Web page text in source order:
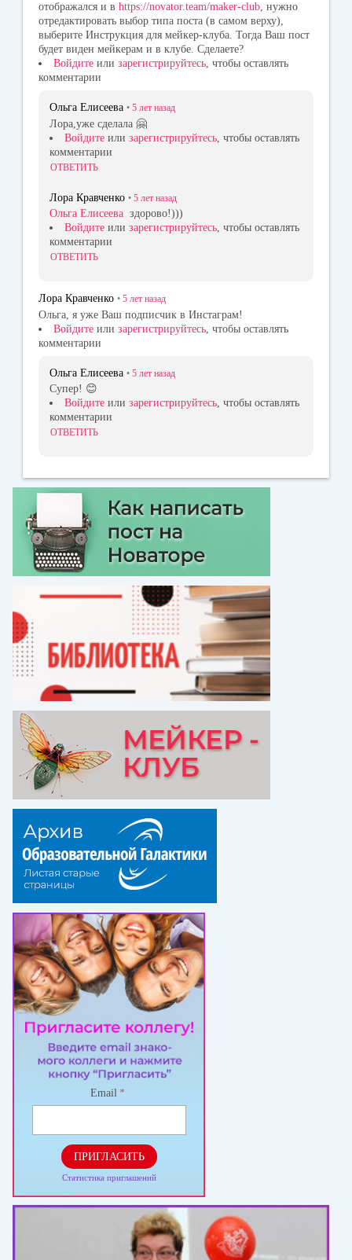
отображался и в https://novator.team/maker-club, нужно
отредактировать выбор типа поста (в самом верху),
выберите Инструкция для мейкер-клуба. Тогда Ваш пост
будет виден мейкерам и в клубе. Сделаете?
Войдите или зарегистрируйтесь, чтобы оставлять
комментарии
Ольга Елисеева • 5 лет назад
Лора,уже сделала 🤗
Войдите или зарегистрируйтесь , чтобы оставлять
комментарии
ОТВЕТИТЬ
Лора Кравченко • 5 лет назад
Ольга Елисеева здорово!)))
Войдите или зарегистрируйтесь, чтобы оставлять
комментарии
ОТВЕТИТЬ
Лора Кравченко • 5 лет назад
Ольга, я уже Ваш подписчик в Инстаграм!
Войдите или зарегистрируйтесь , чтобы оставлять
комментарии
Ольга Елисеева • 5 лет назад
Супер! 😊
Войдите или зарегистрируйтесь, чтобы оставлять
комментарии
ОТВЕТИТЬ
Email *
ПРИГЛАСИТЬ
Статистика приглашений